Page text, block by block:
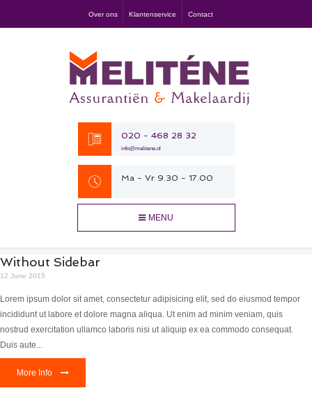
Over ons Klantenservice Contact
020 - 468 28 32
info@melitene.nl
Ma - Vr 9.30 - 17.00
MENU
Without Sidebar
12 June 2015
Lorem ipsum dolor sit amet, consectetur adipisicing elit, sed do eiusmod tempor
incididunt ut labore et dolore magna aliqua. Ut enim ad minim veniam, quis
nostrud exercitation ullamco laboris nisi ut aliquip ex ea commodo consequat.
Duis aute...
More Info